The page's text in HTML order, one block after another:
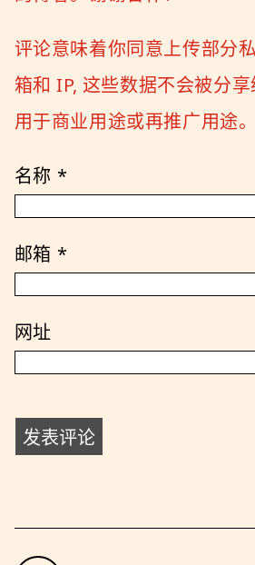
评论意味着你同意上传部分
箱和 IP, 这些数据不会被分
用于商业用途或再推广用途。
名称 *
邮箱 *
网址